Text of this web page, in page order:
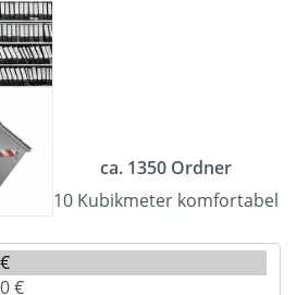
ca. 1350 Ordner
10 Kubikmeter komfortabel